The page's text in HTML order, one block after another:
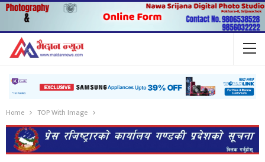
Home TOP With Image